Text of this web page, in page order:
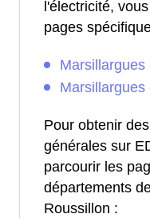
l'électricité,
pages
Marsillargues
Marsillargues
Pour obtenir
générales sur
parcourir les
départements
Roussillon :